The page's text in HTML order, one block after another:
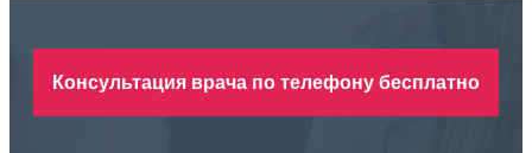
Консультация врача по телефону бесплатно